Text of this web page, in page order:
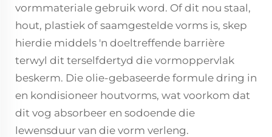
vormmateriale gebruik word. Of dit nou staal,
hout, plastiek of saamgestelde vorms is, skep
hierdie middels 'n doeltreffende barrière
terwyl dit terselfdertyd die vormoppervlak
beskerm. Die olie-gebaseerde formule dring in
en kondisioneer houtvorms, wat voorkom dat
dit vog absorbeer en sodoende die
lewensduur van die vorm verleng.